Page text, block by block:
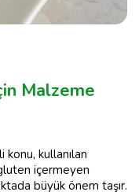
Malzeme
konu, kullanılan
içermeyen
büyük önem taşır.